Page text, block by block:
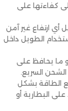
كفاءتها على
أي ارتفاع غير آمن
الطويل داخل
ما يحافظ على
الشحن السريع.
الطاقة بشكل
البطارية أو